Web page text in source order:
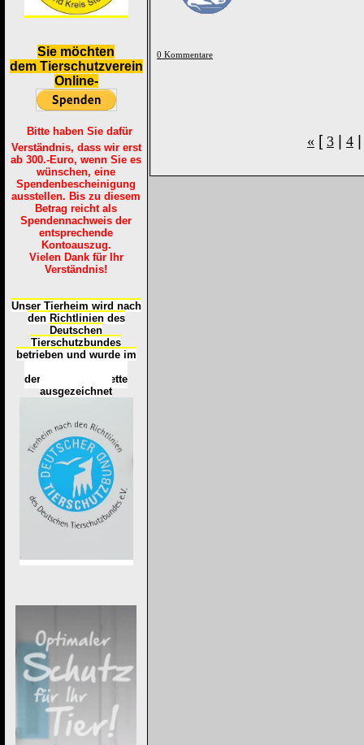
Sie möchten
dem Tierschutzverein
Online-
Bitte haben Sie dafür
Verständnis, dass wir erst
ab 300.-Euro, wenn Sie es
wünschen, eine
Spendenbescheinigung
ausstellen. Bis zu diesem
Betrag reicht als
Spendennachweis der
entsprechende
Kontoauszug.
Vielen Dank für Ihr
Verständnis!
Unser Tierheim wird nach
den Richtlinien des
Deutschen
Tierschutzbundes
betrieben und wurde im
der
Tierheimplakette
ausgezeichnet
0 Kommentare
« [ 3 4